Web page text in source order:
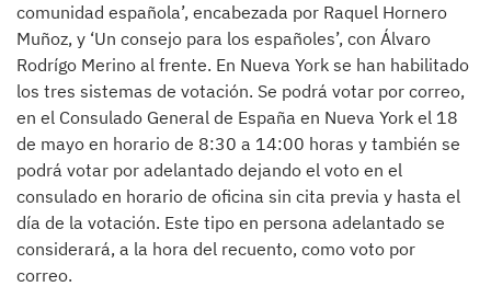
comunidad española’, encabezada por Raquel Hornero
Muñoz, y ‘Un consejo para los españoles’, con Álvaro
Rodrígo Merino al frente. En Nueva York se han habilitado
los tres sistemas de votación. Se podrá votar por correo,
en el Consulado General de España en Nueva York el 18
de mayo en horario de 8:30 a 14:00 horas y también se
podrá votar por adelantado dejando el voto en el
consulado en horario de oficina sin cita previa y hasta el
día de la votación. Este tipo en persona adelantado se
considerará, a la hora del recuento, como voto por
correo.